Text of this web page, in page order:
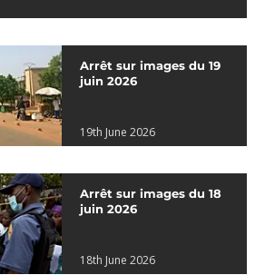
Arrêt sur images du 19
juin 2026
19th June 2026
Arrêt sur images du 18
juin 2026
18th June 2026